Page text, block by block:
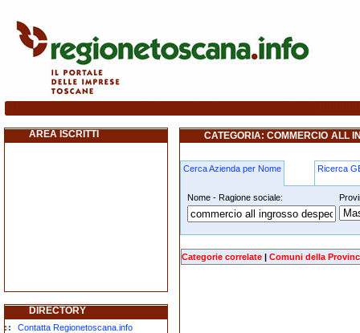
commercio-all-ingrosso-despecializzato-
metalliferi borgo-san-lorenzo
AREA ISCRITTI
DIRECTORY
Contatta Regionetoscana.info
CATEGORIA: COMMERCIO ALL
Cerca Azienda per Nome Ricerca
Nome - Ragione sociale:
commercio-all-ingrosso-
borgo-san-lorenzo
Categorie correlate | Comuni della